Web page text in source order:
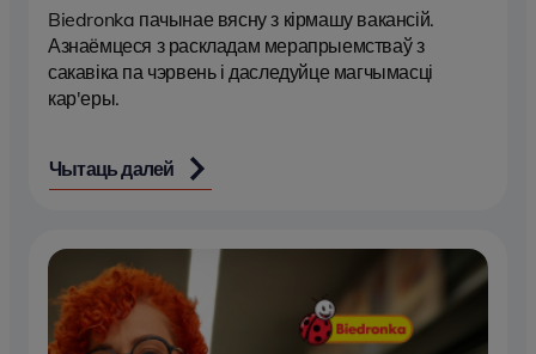
Biedronka пачынае вясну з кірмашу вакансій.
Азнаёмцеся з раскладам мерапрыемстваў з
сакавіка па чэрвень і даследуйце магчымасці
кар'еры.
Чытаць далей